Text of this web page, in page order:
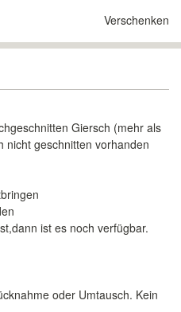
Verschenken
Giersch (mehr als
nicht geschnitten vorhanden
ist es noch verfügbar.
oder Umtausch. Kein